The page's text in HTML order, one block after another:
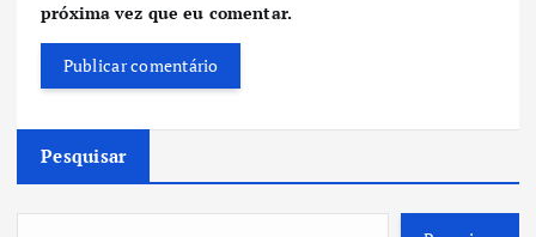
próxima vez que eu comentar.
Pesquisar